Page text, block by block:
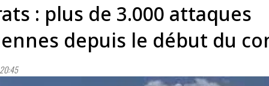
: plus de 3.000 attaques
depuis le début du